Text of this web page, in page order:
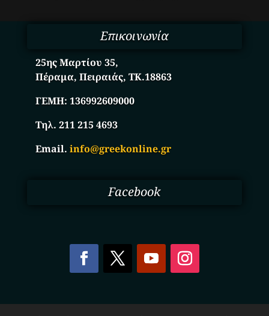
Επικοινωνία
25ης Μαρτίου 35,
Πέραμα, Πειραιάς, ΤΚ.18863
ΓΕΜΗ:136992609000
Τηλ. 211 215 4693
Email.info@greekonline.gr
Facebook